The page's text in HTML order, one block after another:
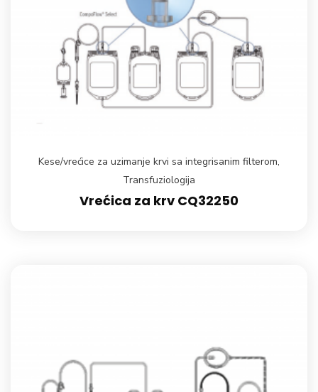
Kese/vrećice za uzimanje krvi sa integrisanim filterom,
Transfuziologija
Vrećica za krv CQ32250